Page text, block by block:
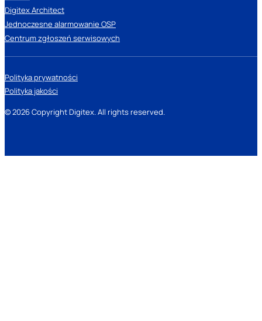
Digitex Architect
Jednoczesne alarmowanie OSP
Centrum zgłoszeń serwisowych
© 2026 Copyright Digitex. All rights reserved.
Polityka prywatności
Polityka jakości